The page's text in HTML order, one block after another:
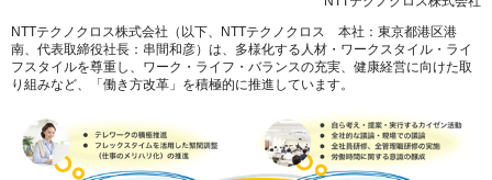
NTTテクノクロス株式会社（以下、NTTテクノクロス 本社：東京都港区港
南、代表取締役社長：串間和彦）は、多様化する人材・ワークスタイル・ライ
フスタイルを尊重し、ワーク・ライフ・バランスの充実、健康経営に向けた取
り組みなど、「働き方改革」を積極的に推進しています。